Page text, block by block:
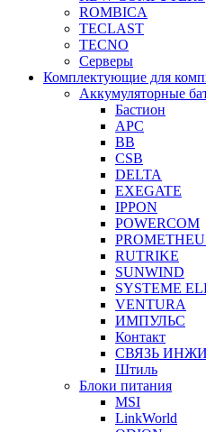
ROMBICA
TECLAST
TECNO
Серверы
Комплектующие для
Аккумуляторные
Бастион
APC
BB
CSB
DELTA
EXEGATE
IPPON
POWERCOM
RUTRIKE
SUNWIND
SYSTEME
VENTURA
ИМПУЛЬС
Контакт
СВЯЗЬ
Штиль
Блоки питания
MSI
LinkWorld